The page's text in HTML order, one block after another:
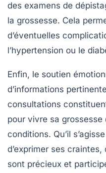
des examens de
la grossesse. Cela
d’éventuelles
l’hypertension ou le
Enfin, le soutien
d’informations
consultations
pour vivre sa grossesse
conditions. Qu’il
d’exprimer ses
sont précieux et